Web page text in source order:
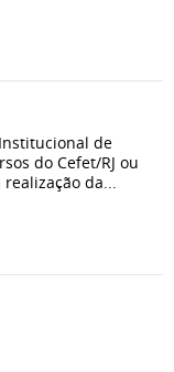
de
do Cefet/RJ ou
da...